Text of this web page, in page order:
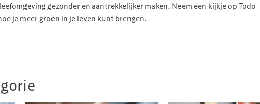
gezonder en aantrekkelijker maken. Neem een kijkje op Todo
je meer groen in je leven kunt brengen.